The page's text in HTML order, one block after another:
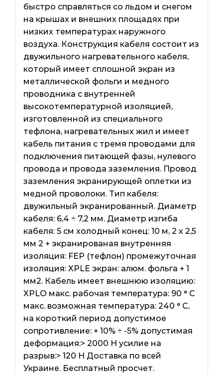
быстро справляться со льдом и снегом
на крышах и внешних площадях при
низких температурах наружного
воздуха. Конструкция кабеля состоит из
двужильного нагревательного кабеля,
который имеет сплошной экран из
металлической фольги и медного
проводника с внутренней
высокотемпературной изоляцией,
изготовленной из специального
тефлона, нагревательных жил и имеет
кабель питания с тремя проводами для
подключения питающей фазы, нулевого
провода и провода заземления. Провод
заземления экранирующей оплетки из
медной проволоки. Тип кабеля:
двужильный экранированный. Диаметр
кабеля: 6,4 ÷ 7,2 мм. Диаметр изгиба
кабеля: 5 см холодный конец: 10 м, 2 х 2,5
мм 2 + экранированая внутренняя
изоляция: FEP (тефлон) промежуточная
изоляция: XPLE экран: алюм. фольга + 1
мм2. Кабель имеет внешнюю изоляцию:
XPLO макс. рабочая температура: 90 ° C
макс. возможная температура: 240 ° С,
на короткий период допустимое
сопротивление: + 10% ÷ -5% допустимая
деформация:> 2000 Н усилие на
разрыв:> 120 Н Доставка по всей
Украине. Бесплатный просчет.